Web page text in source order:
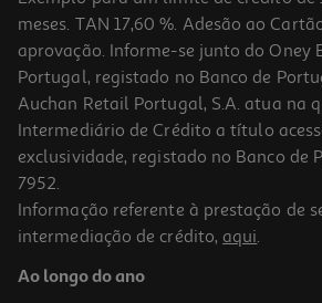
meses. TAN 17,60 %. Adesão ao
aprovação. Informe-se junto do Oney
Portugal, registado no Banco de
Auchan Retail Portugal, S.A. atua na
Intermediário de Crédito a título
exclusividade, registado no Banco de
7952.
Informação referente à prestação de
intermediação de crédito, aqui.
Ao longo do ano